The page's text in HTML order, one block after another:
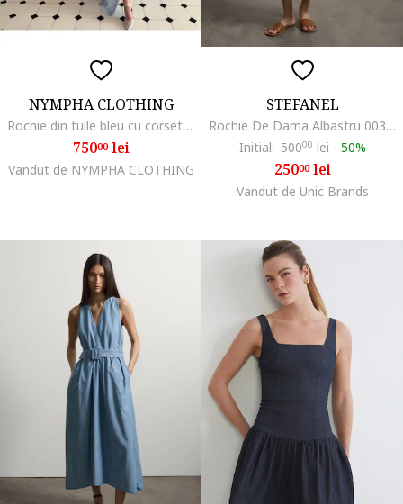
NYMPHA CLOTHING
Rochie din tulle bleu cu corset, Azurine, Albastru azur
75000lei
Vandut de NYMPHA CLOTHING
STEFANEL
Rochie De Dama Albastru 003570975
Initial: 50000 lei - 50%
25000lei
Vandut de Unic Brands